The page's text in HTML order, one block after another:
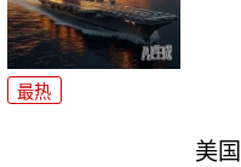
最热
美